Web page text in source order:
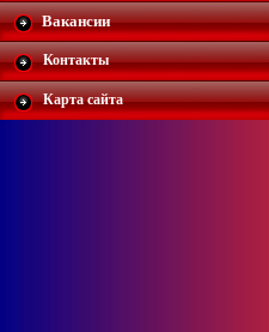
Вакансии
Контакты
Карта сайта